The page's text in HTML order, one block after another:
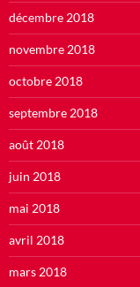
décembre 2018
novembre 2018
octobre 2018
septembre 2018
août 2018
juin 2018
mai 2018
avril 2018
mars 2018